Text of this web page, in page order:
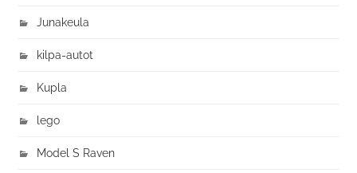
Junakeula
kilpa-autot
Kupla
lego
Model S Raven